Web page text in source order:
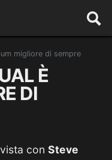
migliore di sempre
È
DI
con Steve